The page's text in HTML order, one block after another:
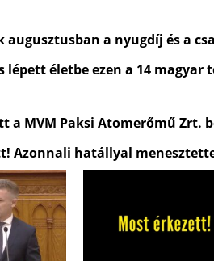
augusztusban a nyugdíj és a
lépett életbe ezen a 14
a MVM Paksi Atomerőmű Zrt.
Azonnali hatállyal